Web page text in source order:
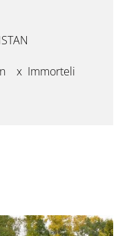
x Immorteli